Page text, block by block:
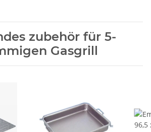
zubehör für 5-
Gasgrill